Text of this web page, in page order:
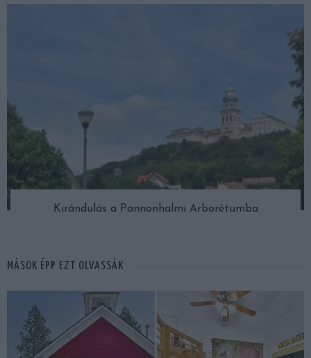
Kirándulás a Pannonhalmi Arborétumba
MÁSOK ÉPP EZT OLVASSÁK